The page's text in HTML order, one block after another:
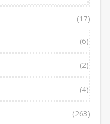
(17)
(6)
(2)
(4)
(263)